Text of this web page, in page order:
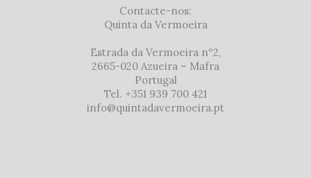
Contacte-nos:
Quinta da Vermoeira
Estrada da Vermoeira nº2,
2665-020 Azueira – Mafra
Portugal
Tel. +351 939 700 421
info@quintadavermoeira.pt